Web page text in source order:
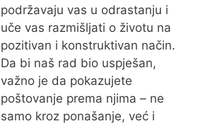
podržavaju vas u odrastanju i
uče vas razmišljati o životu na
pozitivan i konstruktivan način.
Da bi naš rad bio uspješan,
važno je da pokazujete
poštovanje prema njima – ne
samo kroz ponašanje, već i